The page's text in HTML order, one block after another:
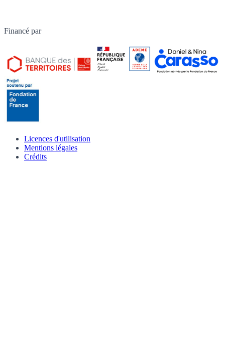
Financé par
Licences d'utilisation
Mentions légales
Crédits